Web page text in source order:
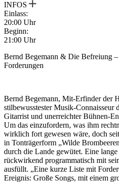
INFOS
Einlass:
20:00 Uhr
Beginn:
21:00 Uhr
Bernd Begemann & Die Befreiung
Forderungen
Bernd Begemann, Mit-Erfinder der
stilbewusstester Musik-Connaisseur
Gitarrist und unerreichter Bühnen-
Um das einzufordern, was ihm
wirklich fort gewesen wäre, doch
in Tonträgerform „Wilde
durch die Lande gewütet. Eine
rückwirkend programmatisch mit
ausfüllt. „Eine kurze Liste mit
Ereignis: Große Songs, mit einem